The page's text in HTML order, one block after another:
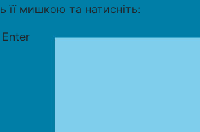
її мишкою та натисніть:
Enter